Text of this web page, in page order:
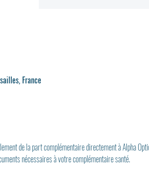
France
de la part complémentaire directement à Alpha
nécessaires à votre complémentaire santé.